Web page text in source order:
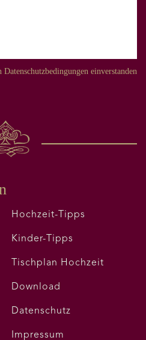
einverstanden
Hochzeit-Tipps
Kinder-Tipps
Tischplan Hochzeit
Download
Datenschutz
Impressum